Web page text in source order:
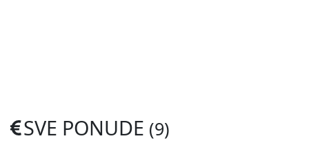
SVE PONUDE (9)